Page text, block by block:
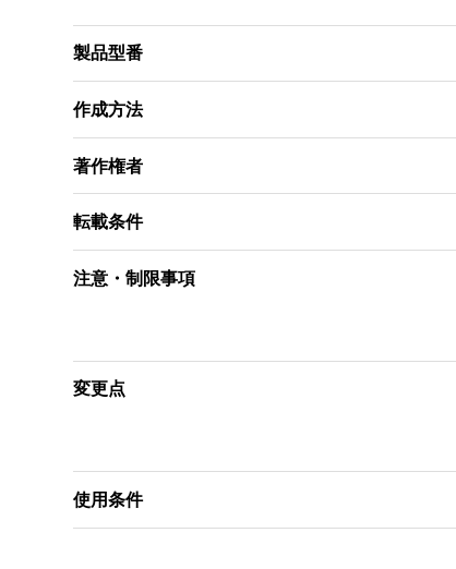
製品型番
作成方法
著作権者
転載条件
注意・制限事項
変更点
使用条件